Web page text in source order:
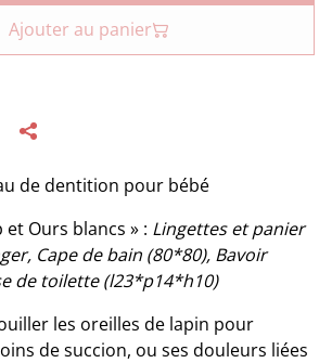
Ajouter au panier
de dentition pour bébé
Ours blancs » : Lingettes et panier
Cape de bain (80*80), Bavoir
de toilette (l23*p14*h10)
les oreilles de lapin pour
de succion, ou ses douleurs liées